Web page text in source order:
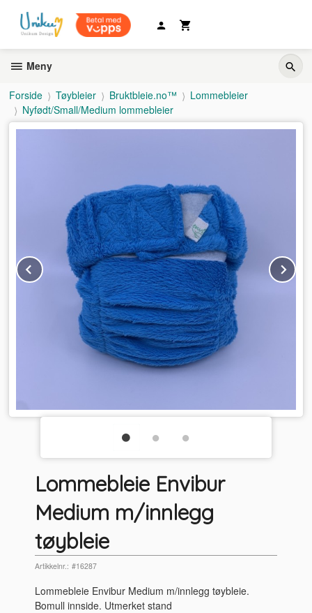
innholdet
Meny
Forside Tøybleier Bruktbleie.no™
Lommebleier
Nyfødt/Small/Medium lommebleier
Prev
Lommebleie Envibur
Medium m/innlegg
tøybleie
Artikkelnr.: #16287
Lommebleie Envibur Medium m/innlegg tøybleie.
Bomull innside. Utmerket stand